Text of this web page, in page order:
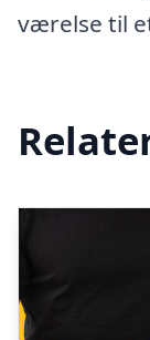
værelse til